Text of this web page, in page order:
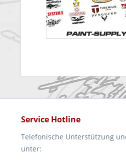
Service Hotline
Telefonische Unterstützung
unter: